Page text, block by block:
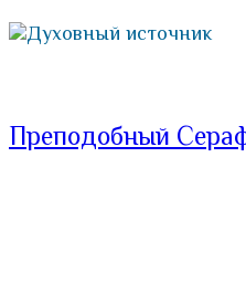
Духовный источник
Преподобный